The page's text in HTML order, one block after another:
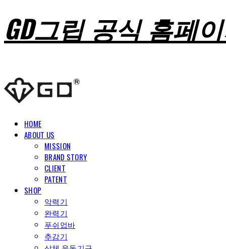
GD그립 공식 홈페
HOME
ABOUT US
MISSION
BRAND STORY
CLIENT
PATENT
SHOP
악력기
완력기
푸쉬업바
추감기